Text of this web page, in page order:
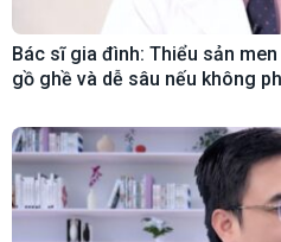
Bác sĩ gia đình: Thiểu sản
gồ ghề và dễ sâu nếu không